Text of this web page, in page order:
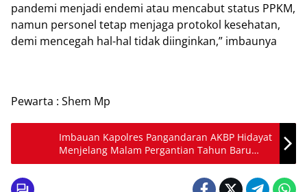
pandemi menjadi endemi atau mencabut status PPKM,
namun personel tetap menjaga protokol kesehatan,
demi mencegah hal-hal tidak diinginkan,” imbaunya
Pewarta : Shem Mp
Imbauan Kapolres Pangandaran AKBP Hidayat
Menjelang Malam Pergantian Tahun Baru
2023